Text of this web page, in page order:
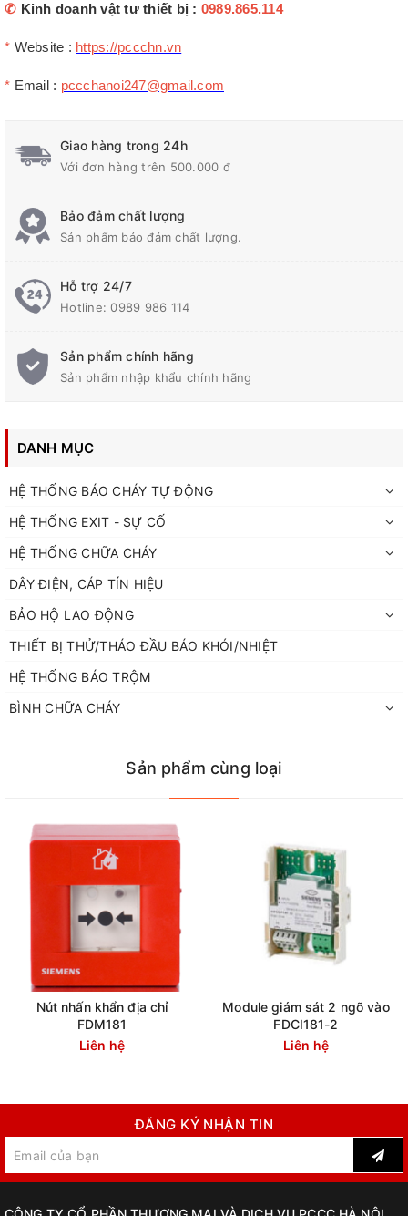
✆ Kinh doanh vật tư thiết bị : 0989.865.114
* Website : https://pccchn.vn
* Email : pccchanoi247@gmail.com
Giao hàng trong 24h
Với đơn hàng trên 500.000 đ
Bảo đảm chất lượng
Sản phẩm bảo đảm chất lượng.
Hỗ trợ 24/7
Hotline:0989 986 114
Sản phẩm chính hãng
Sản phẩm nhập khẩu chính hãng
DANH MỤC
HỆ THỐNG BÁO CHÁY TỰ ĐỘNG
HỆ THỐNG EXIT - SỰ CỐ
HỆ THỐNG CHỮA CHÁY
DÂY ĐIỆN, CÁP TÍN HIỆU
BẢO HỘ LAO ĐỘNG
THIẾT BỊ THỬ/THÁO ĐẦU BÁO KHÓI/NHIỆT
HỆ THỐNG BÁO TRỘM
BÌNH CHỮA CHÁY
Sản phẩm cùng loại
Nút nhấn khẩn địa chỉ
FDM181
Liên hệ
Module giám sát 2 ngõ vào
FDCI181-2
Liên hệ
ĐĂNG KÝ NHẬN TIN